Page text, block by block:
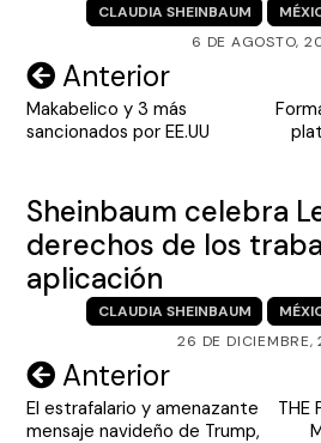
VIDEOS
CLAUDIA SHEINBAUM
6 DE AGOSTO,
Navegación
de
Anterior
Makabelico y 3 más
sancionados por EE.UU
Sheinbaum celebra
derechos de los
aplicación
CLAUDIA SHEINBAUM
26 DE
Navegación
de
Anterior
El estrafalario y amenazante
mensaje navideño de Trump,
THE